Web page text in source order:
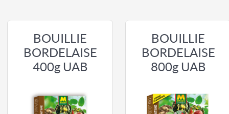
BOUILLIE
BORDELAISE
400g UAB
BOUILLIE
BORDELAISE
800g UAB